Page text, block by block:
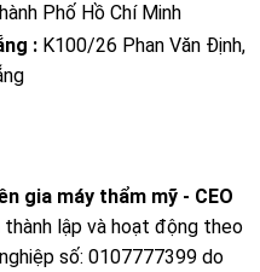
Phố Hồ Chí Minh
:K100/26 Phan Văn Định,
gia máy thẩm mỹ - CEO
lập và hoạt động theo
số: 0107777399 do